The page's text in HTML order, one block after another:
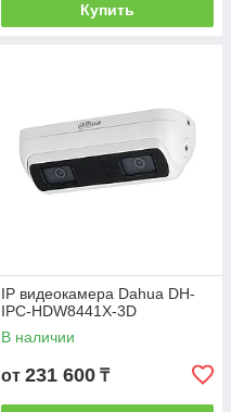
Купить
IP видеокамера Dahua DH-
IPC-HDW8441X-3D
В наличии
от 231 600 ₸